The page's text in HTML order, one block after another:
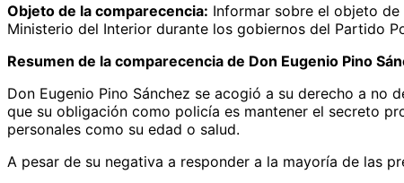
Objeto de la comparecencia: Informar sobre el objeto
Ministerio del Interior durante los gobiernos del Partido
Resumen de la comparecencia de Don Eugenio Pino
Don Eugenio Pino Sánchez se acogió a su derecho a
que su obligación como policía es mantener el secreto
personales como su edad o salud.
A pesar de su negativa a responder a la mayoría de las